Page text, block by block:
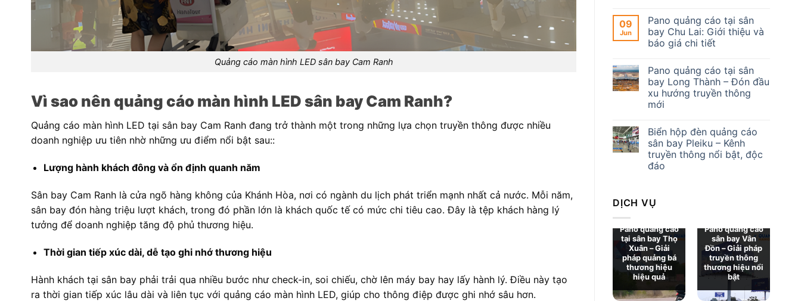
Quảng cáo màn hình LED sân bay Cam Ranh
Vì sao nên quảng cáo màn hình LED sân bay Cam Ranh?
Quảng cáo màn hình LED tại sân bay Cam Ranh đang trở thành một trong những lựa chọn truyền thông được nhiều
doanh nghiệp ưu tiên nhờ những ưu điểm nổi bật sau::
Lượng hành khách đông và ổn định quanh năm
Sân bay Cam Ranh là cửa ngõ hàng không của Khánh Hòa, nơi có ngành du lịch phát triển mạnh nhất cả nước. Mỗi năm,
sân bay đón hàng triệu lượt khách, trong đó phần lớn là khách quốc tế có mức chi tiêu cao. Đây là tệp khách hàng lý
tưởng để doanh nghiệp tăng độ phủ thương hiệu.
Thời gian tiếp xúc dài, dễ tạo ghi nhớ thương hiệu
Hành khách tại sân bay phải trải qua nhiều bước như check-in, soi chiếu, chờ lên máy bay hay lấy hành lý. Điều này tạo
ra thời gian tiếp xúc lâu dài và liên tục với quảng cáo màn hình LED, giúp cho thông điệp được ghi nhớ sâu hơn.
09
Jun
Pano quảng cáo tại sân
bay Chu Lai: Giới thiệu và
báo giá chi tiết
Pano quảng cáo tại sân
bay Long Thành – Đón đầu
xu hướng truyền thông
mới
Biển hộp đèn quảng cáo
sân bay Pleiku – Kênh
truyền thông nổi bật, độc
đáo
DỊCH VỤ
Pano quảng cáo
tại sân bay Thọ
Xuân – Giải
pháp quảng bá
thương hiệu
hiệu quả
Pano quảng cáo
sân bay Vân
Đồn – Giải pháp
truyền thông
thương hiệu nổi
bật